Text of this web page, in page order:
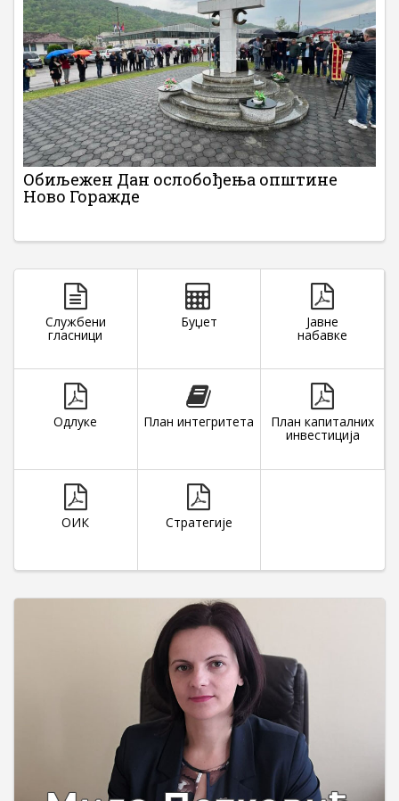
Обиљежен Дан ослобођења општине
Ново Горажде
Службени
гласници
Буџет Јавне
набавке
Одлуке План интегритета План капиталних
инвестиција
ОИК Стратегије